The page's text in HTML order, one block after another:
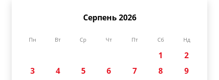
Серпень 2026
Пн Вт Ср Чт Пт Сб Нд
1
2
3
4 5 6 7 8
9